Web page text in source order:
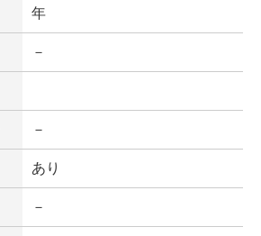
年
－
－
あり
－